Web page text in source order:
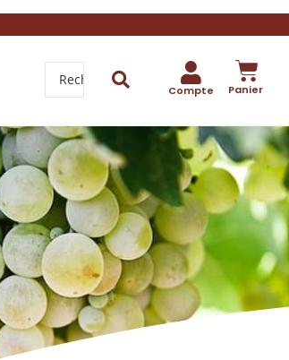
Compte Panier